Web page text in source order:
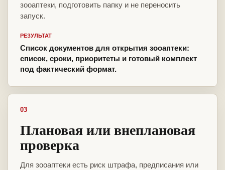
зооаптеки, подготовить папку и не переносить
запуск.
РЕЗУЛЬТАТ
Список документов для открытия зооаптеки:
список, сроки, приоритеты и готовый комплект
под фактический формат.
03
Плановая или внеплановая
проверка
Для зооаптеки есть риск штрафа, предписания или